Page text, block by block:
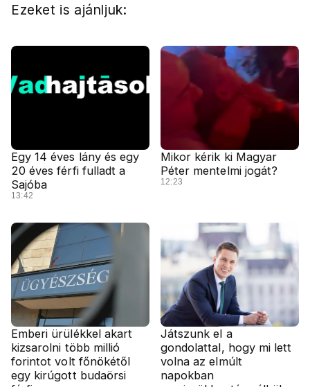
Ezeket is ajánljuk:
Egy 14 éves lány és egy
20 éves férfi fulladt a
Sajóba
13:42
Mikor kérik ki Magyar
Péter mentelmi jogát?
12:23
Emberi ürülékkel akart
kizsarolni több millió
forintot volt főnökétől
egy kirúgott budaörsi
Játszunk el a
gondolattal, hogy mi lett
volna az elmúlt
napokban